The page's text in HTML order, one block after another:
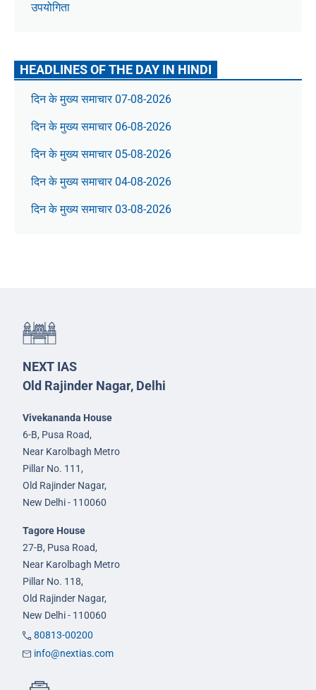
उपयोगिता
HEADLINES OF THE DAY IN HINDI
दिन के मुख्य समाचार 07-08-2026
दिन के मुख्य समाचार 06-08-2026
दिन के मुख्य समाचार 05-08-2026
दिन के मुख्य समाचार 04-08-2026
दिन के मुख्य समाचार 03-08-2026
NEXT IAS
Old Rajinder Nagar, Delhi
Vivekananda House
6-B, Pusa Road,
Near Karolbagh Metro
Pillar No. 111,
Old Rajinder Nagar,
New Delhi - 110060
Tagore House
27-B, Pusa Road,
Near Karolbagh Metro
Pillar No. 118,
Old Rajinder Nagar,
New Delhi - 110060
80813-00200
info@nextias.com